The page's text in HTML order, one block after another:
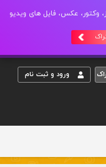
تا 600 طرح لایه باز، وکتور، عکس، فایل های ویدیو
ورود و ثبت نام